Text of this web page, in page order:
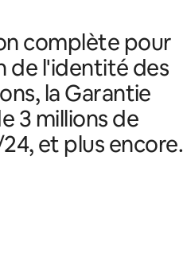
complète pour
de l'identité des
la Garantie
3 millions de
et plus encore.